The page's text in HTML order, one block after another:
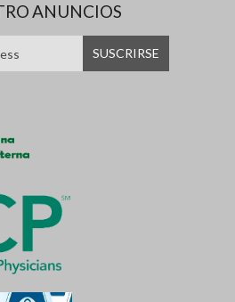
ANUNCIOS